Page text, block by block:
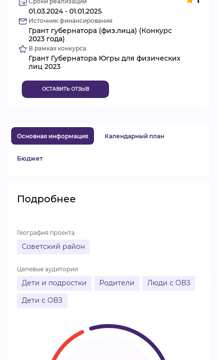
БАЗА ЗНАНИЙ
ВИДЕОКУРСЫ
ВОЙТИ
01.03.2024 - 01.01.2025
Источник финансирования
Грант губернатора (физ.лица) (Конкурс
2023 года)
В рамках конкурса
Грант Губернатора Югры для физических
лиц 2023
ОСТАВИТЬ ОТЗЫВ
Основная информация Календарный план
Бюджет
Подробнее
География проекта
Советский район
Целевые аудитории
Дети и подростки Родители
Люди с ОВЗ
Дети с ОВЗ